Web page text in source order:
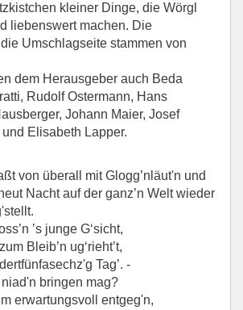
kleiner Dinge, die Wörgl
liebenswert machen. Die
die Umschlagseite stammen von
dem Herausgeber auch Beda
Rudolf Ostermann, Hans
Johann Maier, Josef
Elisabeth Lapper.
von überall mit Glogg’nläut'n und
Nacht auf der ganz’n Welt wieder
’s junge G‘sicht,
Bleib’n ug‘rieht’t,
Tag’. -
bringen mag?
erwartungsvoll entgeg'n,